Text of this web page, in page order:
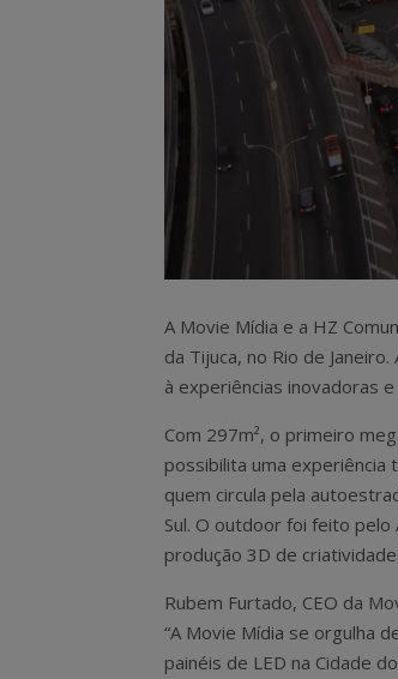
A Movie Mídia e a HZ
da Tijuca, no Rio de
à experiências inovadoras
Com 297m², o primeiro
possibilita uma experiência
quem circula pela
Sul. O outdoor foi feito pelo
produção 3D de
Rubem Furtado, CEO da
“A Movie Mídia se orgulha
painéis de LED na Cidade